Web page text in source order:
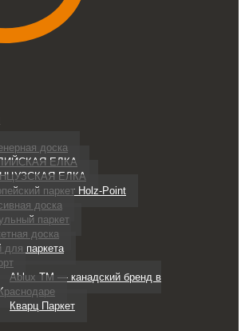
доска
ЕЛКА
ЕЛКА
паркет Holz-Point
доска
паркет
доска
для паркета
Ablux TM — канадский бренд в
Кварц Паркет